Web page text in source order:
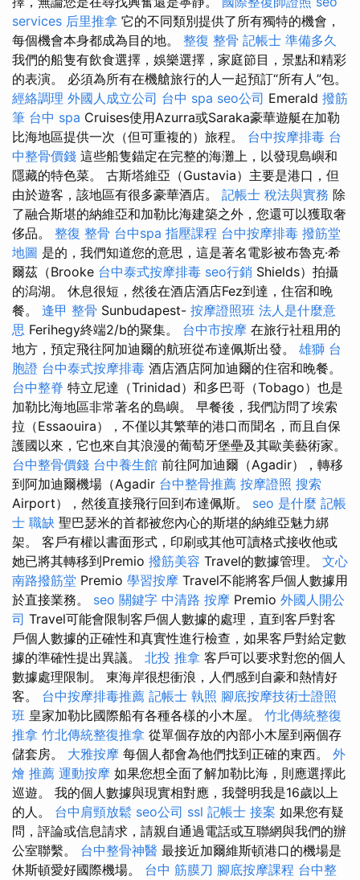
services 后里推拿 它的不同類別提供了所有獨特的機會，
每個機會本身都成為目的地。 整復 整骨 記帳士 準備多久
我們的船隻有飲食選擇，娛樂選擇，家庭節目，景點和精彩
的表演。 必須為所有在機艙旅行的人一起預訂“所有人”包。
經絡調理 外國人成立公司 台中 spa seo公司 Emerald 撥筋
筆 台中 spa Cruises使用Azurra或Saraka豪華遊艇在加勒
比海地區提供一次（但可重複的）旅程。 台中按摩排毒 台
中整骨價錢 這些船隻錨定在完整的海灘上，以發現島嶼和
隱藏的特色菜。 古斯塔維亞（Gustavia）主要是港口，但
由於遊客，該地區有很多豪華酒店。 記帳士 稅法與實務 除
了融合斯堪的納維亞和加勒比海建築之外，您還可以獲取奢
侈品。 整復 整骨 台中spa 指壓課程 台中按摩排毒 撥筋堂
地圖 是的，我們知道您的意思，這是著名電影被布魯克·希
爾茲（Brooke 台中泰式按摩排毒 seo行銷 Shields）拍攝
的潟湖。 休息很短，然後在酒店酒店Fez到達，住宿和晚
餐。 逢甲 整骨 Sunbudapest- 按摩證照班 法人是什麼意
思 Ferihegy終端2/b的聚集。 台中市按摩 在旅行社租用的
地方，預定飛往阿加迪爾的航班從布達佩斯出發。 雄獅 台
胞證 台中泰式按摩排毒 酒店酒店阿加迪爾的住宿和晚餐。
台中整脊 特立尼達（Trinidad）和多巴哥（Tobago）也是
加勒比海地區非常著名的島嶼。 早餐後，我們訪問了埃索
拉（Essaouira），不僅以其繁華的港口而聞名，而且自保
護國以來，它也來自其浪漫的葡萄牙堡壘及其歐美藝術家。
台中整骨價錢 台中養生館 前往阿加迪爾（Agadir），轉移
到阿加迪爾機場（Agadir 台中整骨推薦 按摩證照 搜索
Airport），然後直接飛行回到布達佩斯。 seo 是什麼 記帳
士 職缺 聖巴瑟米的首都被您內心的斯堪的納維亞魅力綁
架。 客戶有權以書面形式，印刷或其他可讀格式接收他或
她已將其轉移到Premio 撥筋美容 Travel的數據管理。 文心
南路撥筋堂 Premio 學習按摩 Travel不能將客戶個人數據用
於直接業務。 seo 關鍵字 中清路 按摩 Premio 外國人開公
司 Travel可能會限制客戶個人數據的處理，直到客戶對客
戶個人數據的正確性和真實性進行檢查，如果客戶對給定數
據的準確性提出異議。 北投 推拿 客戶可以要求對您的個人
數據處理限制。 東海岸很想衝浪，人們感到自豪和熱情好
客。 台中按摩排毒推薦 記帳士 執照 腳底按摩技術士證照
班 皇家加勒比國際船有各種各樣的小木屋。 竹北傳統整復
推拿 竹北傳統整復推拿 從單個存放的內部小木屋到兩個存
儲套房。 大雅按摩 每個人都會為他們找到正確的東西。 外
燴 推薦 運動按摩 如果您想全面了解加勒比海，則應選擇此
巡遊。 我的個人數據與現實相對應，我聲明我是16歲以上
的人。 台中肩頸放鬆 seo公司 ssl 記帳士 接案 如果您有疑
問，評論或信息請求，請親自通過電話或互聯網與我們的辦
公室聯繫。 台中整骨神醫 最接近加爾維斯頓港口的機場是
休斯頓愛好國際機場。 台中 筋膜刀 腳底按摩課程 台中整